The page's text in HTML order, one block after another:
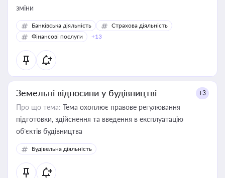
зміни
Банківська діяльність
Страхова діяльність
Фінансові послуги
+13
Земельні відносини у будівництві +3
Про що тема: Тема охоплює правове регулювання
підготовки, здійснення та введення в експлуатацію
об’єктів будівництва
Будівельна діяльність